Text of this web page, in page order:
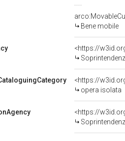
Bene mobile
<https://
Soprintendenza per i
<https://
opera isolata
<https://